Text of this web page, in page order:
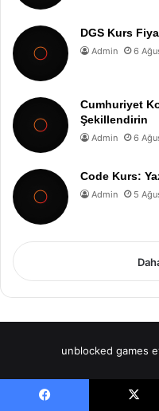
DGS Kurs
Admin 6
Cumhuriyet
Şekillendirin
Admin 6
Code Kurs:
Admin 5
unblocked games